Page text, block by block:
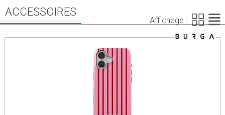
ACCESSOIRES
Affichage :